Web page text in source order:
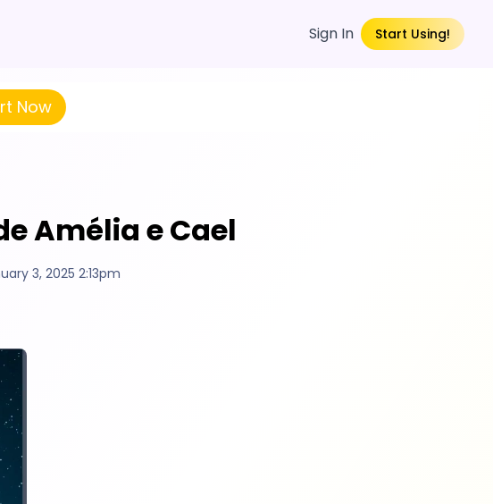
Sign In Start Using!
Now
Amélia e Cael
3, 2025 2:13pm